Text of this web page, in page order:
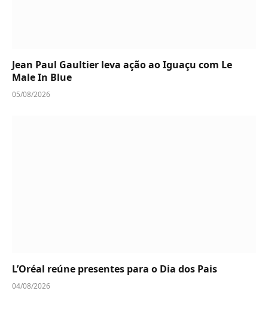
Jean Paul Gaultier leva ação ao Iguaçu com Le
Male In Blue
05/08/2026
L’Oréal reúne presentes para o Dia dos Pais
04/08/2026